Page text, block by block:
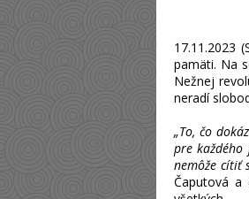
17.11.2023
pamäti. Na
Nežnej
neradí
„To, čo
pre každého
nemôže cítiť
Čaputová a